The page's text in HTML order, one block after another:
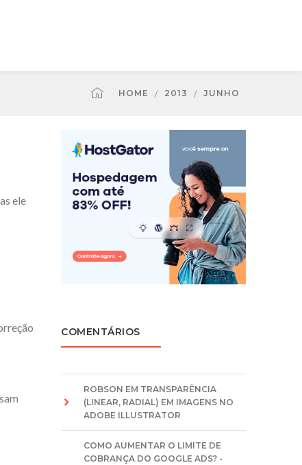
HOME 2013 JUNHO
ele
COMENTÁRIOS
ROBSON EM TRANSPARÊNCIA
(LINEAR, RADIAL) EM IMAGENS NO
ADOBE ILLUSTRATOR
COMO AUMENTAR O LIMITE DE
COBRANÇA DO GOOGLE ADS? -